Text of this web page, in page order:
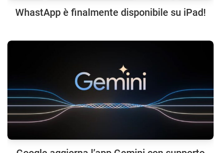
WhastApp è finalmente disponibile su iPad!